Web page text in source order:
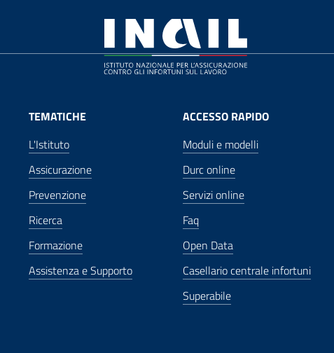
TEMATICHE
L'Istituto
Assicurazione
Prevenzione
Ricerca
Formazione
Assistenza e Supporto
ACCESSO RAPIDO
Moduli e modelli
Durc online
Servizi online
Faq
Open Data
Casellario centrale infortuni
Superabile